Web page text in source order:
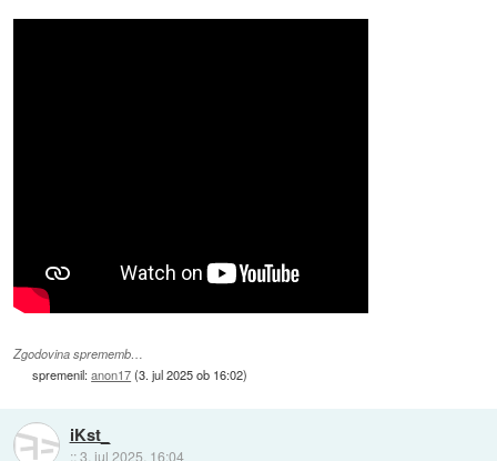
Zgodovina sprememb…
spremenil:anon17(3. jul 2025 ob 16:02)
iKst_
::3. jul 2025, 16:04